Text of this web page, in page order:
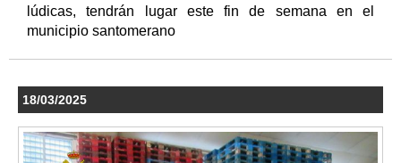
lúdicas, tendrán lugar este fin de semana en el
municipio santomerano
18/03/2025